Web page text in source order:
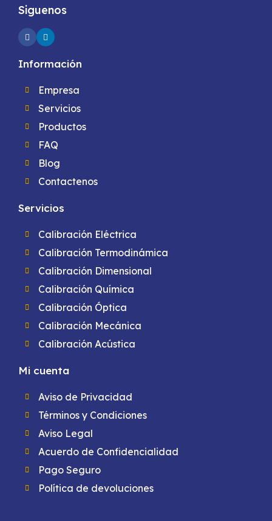
Siguenos
Información
Empresa
Servicios
Productos
FAQ
Blog
Contactenos
Servicios
Calibración Eléctrica
Calibración Termodinámica
Calibración Dimensional
Calibración Química
Calibración Óptica
Calibración Mecánica
Calibración Acústica
Mi cuenta
Aviso de Privacidad
Términos y Condiciones
Aviso Legal
Acuerdo de Confidencialidad
Pago Seguro
Política de devoluciones